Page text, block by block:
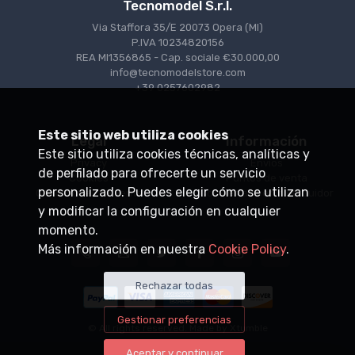
Tecnomodel S.r.l.
Via Staffora 35/E 20073 Opera (MI)
P.IVA 10234820156
REA MI1356865 - Cap. sociale €30.000,00
info@tecnomodelstore.com
+39 0257602982
Legal
Cookies
Condiciones de venta
Información
Puntos de venta
Conviértase en distribuidor
© All rights reserved. Made by
Este sitio web utiliza cookies
Este sitio utiliza cookies técnicas, analíticas y
de perfilado para ofrecerte un servicio
personalizado. Puedes elegir cómo se utilizan
y modificar la configuración en cualquier
momento.
Más información en nuestra Cookie Policy.
Rechazar todas
Gestionar preferencias